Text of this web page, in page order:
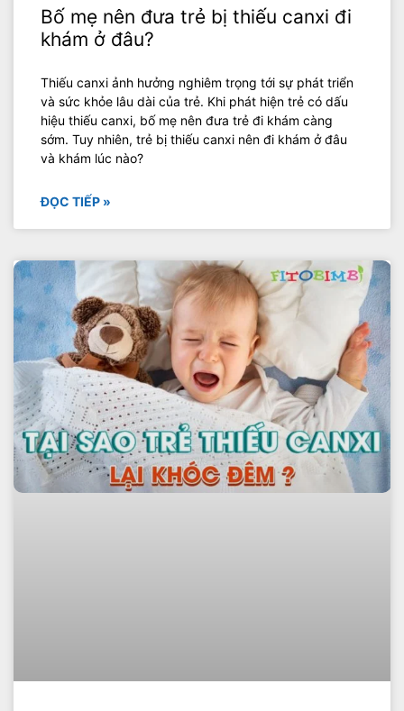
Bố mẹ nên đưa trẻ bị thiếu canxi đi
khám ở đâu?
Thiếu canxi ảnh hưởng nghiêm trọng tới sự phát triển
và sức khỏe lâu dài của trẻ. Khi phát hiện trẻ có dấu
hiệu thiếu canxi, bố mẹ nên đưa trẻ đi khám càng
sớm. Tuy nhiên, trẻ bị thiếu canxi nên đi khám ở đâu
và khám lúc nào?
ĐỌC TIẾP »